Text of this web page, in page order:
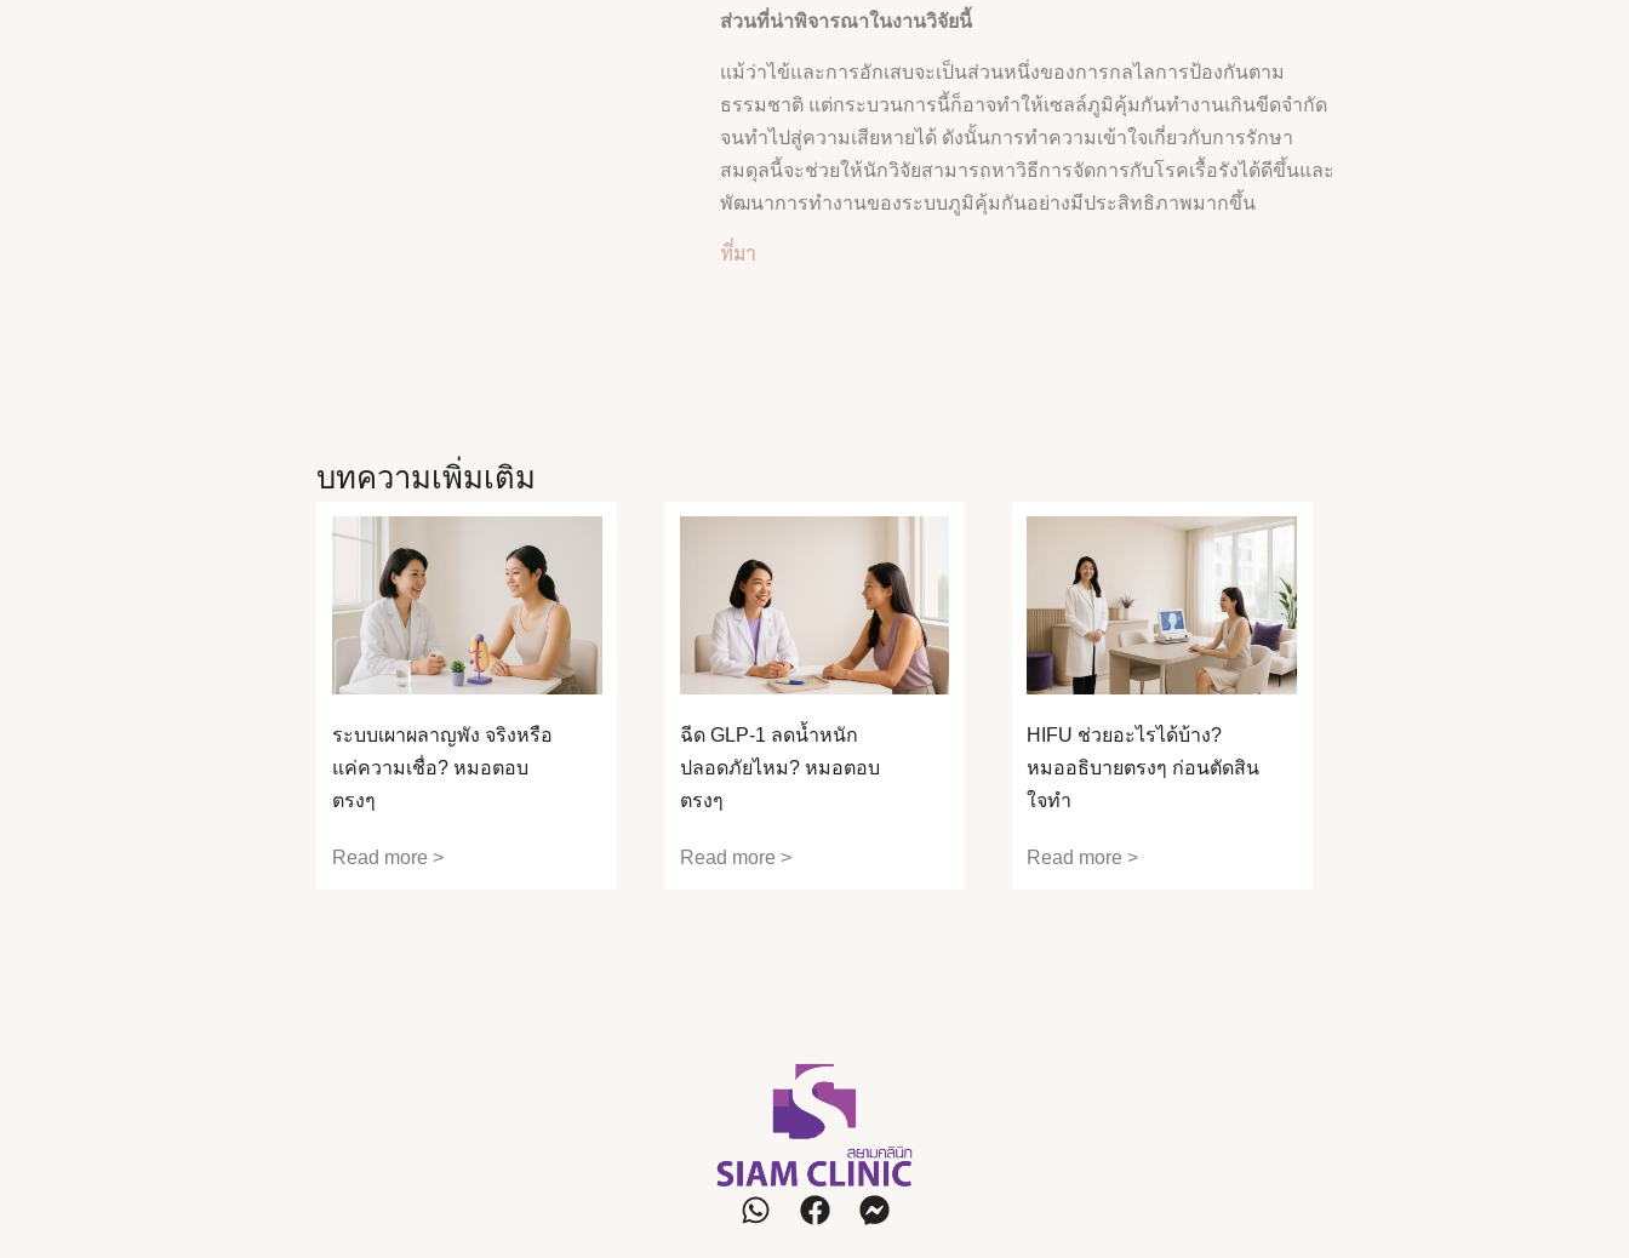
ส่วนที่น่าพิจารณาในงานวิจัยนี้
แม้ว่าไข้และการอักเสบจะเป็นส่วนหนึ่งของการกลไลการป้องกันตาม
ธรรมชาติ แต่กระบวนการนี้ก็อาจทำให้เซลล์ภูมิคุ้มกันทำงานเกินขีดจำกัด
จนทำไปสู่ความเสียหายได้ ดังนั้นการทำความเข้าใจเกี่ยวกับการรักษา
สมดุลนี้จะช่วยให้นักวิจัยสามารถหาวิธีการจัดการกับโรคเรื้อรังได้ดีขึ้นและ
พัฒนาการทำงานของระบบภูมิคุ้มกันอย่างมีประสิทธิภาพมากขึ้น
ที่มา
บทความเพิ่มเติม
ระบบเผาผลาญพัง จริงหรือ
แค่ความเชื่อ? หมอตอบ
ตรงๆ
Read more >
ฉีด GLP-1 ลดน้ำหนัก
ปลอดภัยไหม? หมอตอบ
ตรงๆ
Read more >
HIFU ช่วยอะไรได้บ้าง?
หมออธิบายตรงๆ ก่อนตัดสิน
ใจทำ
Read more >